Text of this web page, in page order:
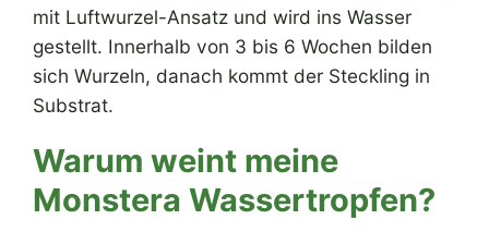
mit Luftwurzel-Ansatz und wird ins Wasser
gestellt. Innerhalb von 3 bis 6 Wochen bilden
sich Wurzeln, danach kommt der Steckling in
Substrat.
Warum weint meine
Monstera Wassertropfen?